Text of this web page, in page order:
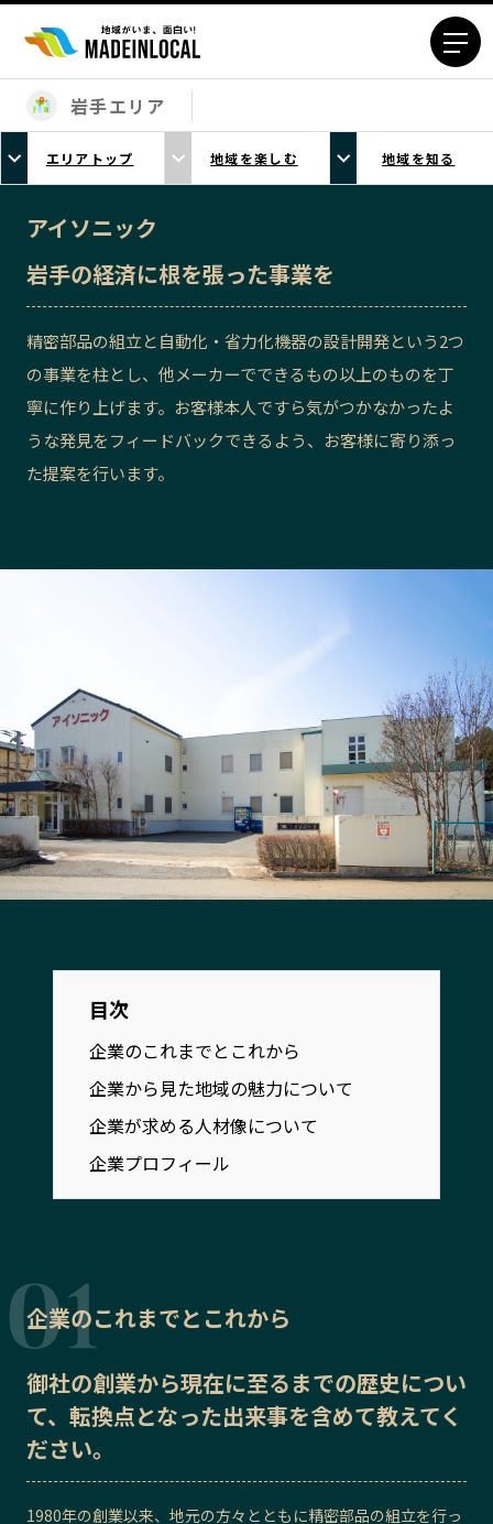
エリアから探す
北海道エリア
青森エリア
岩手エリア
福島エリア
茨城エリア
埼玉エリア
千葉エリア
東京23区エリア
多摩エリア
神奈川エリア
新潟エリア
富山エリア
石川エリア
福井エリア
河内エリア
奈良エリア
和歌山エリア
鳥取エリア
島根エリア
岡山エリア
広島エリア
山口エリア
徳島エリア
香川エリア
愛媛エリア
高知エリア
福岡エリア
熊本エリア
大分エリア
宮崎エリア
カテゴリから探す
特集コンテンツ
プレスリリース
行政連携記事
イベント
飲食店
地域豆知識
Sporkle
「人」から探す
記事ライター アンバサダー
岩手エリア
エリアトップ 地域を楽しむ 地域を知る
アイソニック
岩手の経済に根を張った事業を
精密部品の組立と自動化・省力化機器の設計開発という2つ
の事業を柱とし、他メーカーでできるもの以上のものを丁
寧に作り上げます。お客様本人ですら気がつかなかったよ
うな発見をフィードバックできるよう、お客様に寄り添っ
た提案を行います。
目次
企業のこれまでとこれから
企業から見た地域の魅力について
企業が求める人材像について
企業プロフィール
企業のこれまでとこれから
御社の創業から現在に至るまでの歴史につい
て、転換点となった出来事を含めて教えてく
ださい。
1980年の創業以来、地元の方々とともに精密部品の組立を行っ